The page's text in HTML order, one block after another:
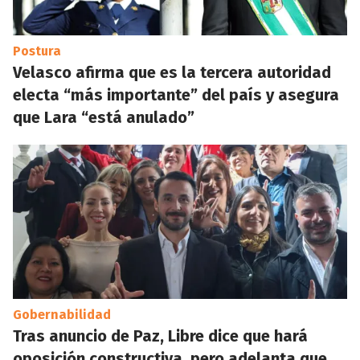
Postura
Velasco afirma que es la tercera autoridad
electa “más importante” del país y asegura
que Lara “está anulado”
Gobernabilidad
Tras anuncio de Paz, Libre dice que hará